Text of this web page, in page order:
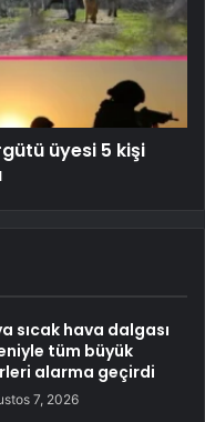
üyesi 5 kişi
sıcak hava dalgası
tüm büyük
alarma geçirdi
7, 2026